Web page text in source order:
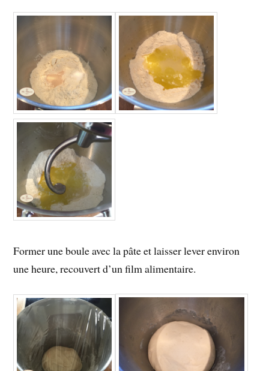
Former une boule avec la pâte et laisser lever environ
une heure, recouvert d’un film alimentaire.